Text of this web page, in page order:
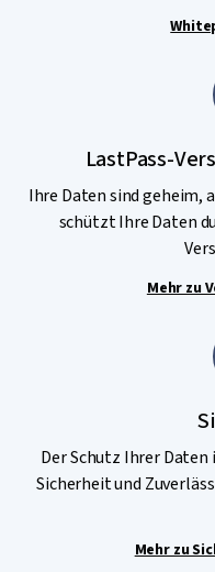
LastPass-
Ihre Daten sind geheim,
schützt Ihre Daten
Mehr zu
Der Schutz Ihrer
Sicherheit und
Mehr zu